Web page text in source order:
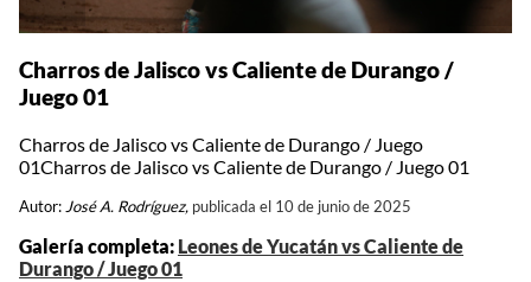
Charros de Jalisco vs Caliente de Durango /
Juego 01
Charros de Jalisco vs Caliente de Durango / Juego
01Charros de Jalisco vs Caliente de Durango / Juego 01
Autor:José A. Rodríguez, publicada el 10 de junio de 2025
Galería completa: Leones de Yucatán vs Caliente de
Durango / Juego 01